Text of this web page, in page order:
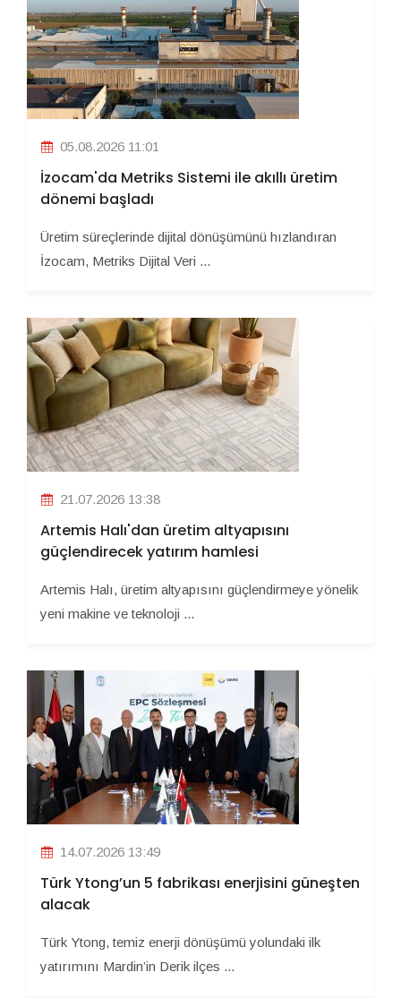
05.08.2026 11:01
İzocam'da Metriks Sistemi ile akıllı üretim
dönemi başladı
Üretim süreçlerinde dijital dönüşümünü hızlandıran
İzocam, Metriks Dijital Veri ...
21.07.2026 13:38
Artemis Halı'dan üretim altyapısını
güçlendirecek yatırım hamlesi
Artemis Halı, üretim altyapısını güçlendirmeye yönelik
yeni makine ve teknoloji ...
14.07.2026 13:49
Türk Ytong’un 5 fabrikası enerjisini güneşten
alacak
Türk Ytong, temiz enerji dönüşümü yolundaki ilk
yatırımını Mardin’in Derik ilçes ...